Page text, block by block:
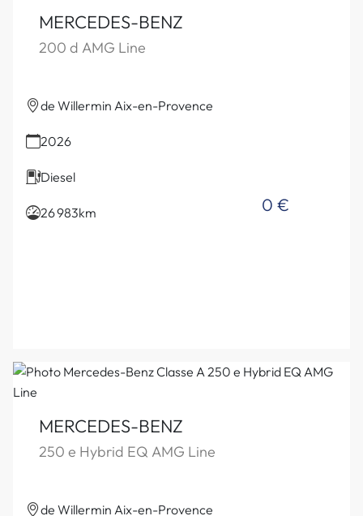
MERCEDES-BENZ
200 d AMG Line
de Willermin Aix-en-Provence
2026
Diesel
26 983km 0 €
MERCEDES-BENZ
250 e Hybrid EQ AMG Line
de Willermin Aix-en-Provence